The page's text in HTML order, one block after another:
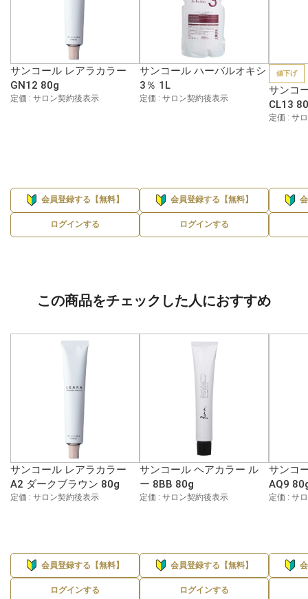
サンコール レアラカラー
GN12 80g
定価 : サロン契約後表示
会員登録する【無料】
ログインする
サンコール ハーバルオキシ
3％ 1L
定価 : サロン契約後表示
会員登録する【無料】
ログインする
値下げ
サンコ
CL13
定価 : サ
この商品をチェックした人におすすめ
サンコール レアラカラー
A2 ダークブラウン 80g
定価 : サロン契約後表示
会員登録する【無料】
ログインする
サンコール ヘアカラー ル
ー 8BB 80g
定価 : サロン契約後表示
会員登録する【無料】
ログインする
サンコ
AQ9
定価 : サ